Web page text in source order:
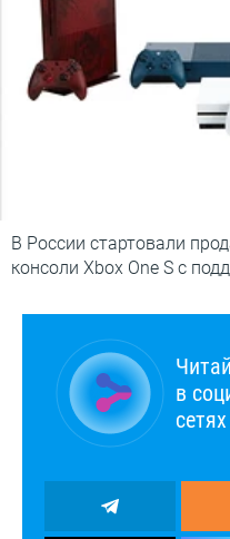
В России стартовали
консоли Xbox One S с
в
сетях